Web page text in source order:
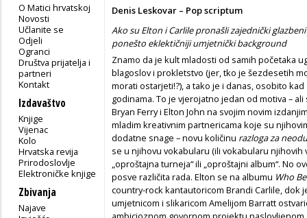
O Matici hrvatskoj
Novosti
Učlanite se
Odjeli
Ogranci
Društva prijatelja i
partneri
Kontakt
Izdavaštvo
Knjige
Vijenac
Kolo
Hrvatska revija
Prirodoslovlje
Elektroničke knjige
Zbivanja
Najave
Denis Leskovar – Pop scriptum
Ako su Elton i Carlile pronašli zajednički
ponešto eklektičniji umjetnički background
Znamo da je kult mladosti od samih početaka
blagoslov i prokletstvo (jer, tko je šezdesetih
morati ostarjeti!?), a tako je i danas, osobito
godinama. To je vjerojatno jedan od motiva –
Bryan Ferry i Elton John na svojim novim
mladim kreativnim partnericama koje su
dodatne snage – novu količinu razloga za
se u njihovu vokabularu (ili vokabularu njihovih
„oproštajna turneja“ ili „oproštajni album“. No
posve različita rada. Elton se na albumu Who
country-rock kantautoricom Brandi Carlile, dok
umjetnicom i slikaricom Amelijom Barratt